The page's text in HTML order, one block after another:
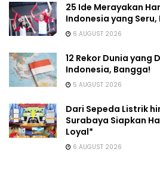
25 Ide Merayakan
Indonesia yang
6 AUGUST 2026
12 Rekor Dunia yang
Indonesia, Bangga!
5 AUGUST 2026
Dari Sepeda Listrik
Surabaya Siapkan
Loyal*
6 AUGUST 2026